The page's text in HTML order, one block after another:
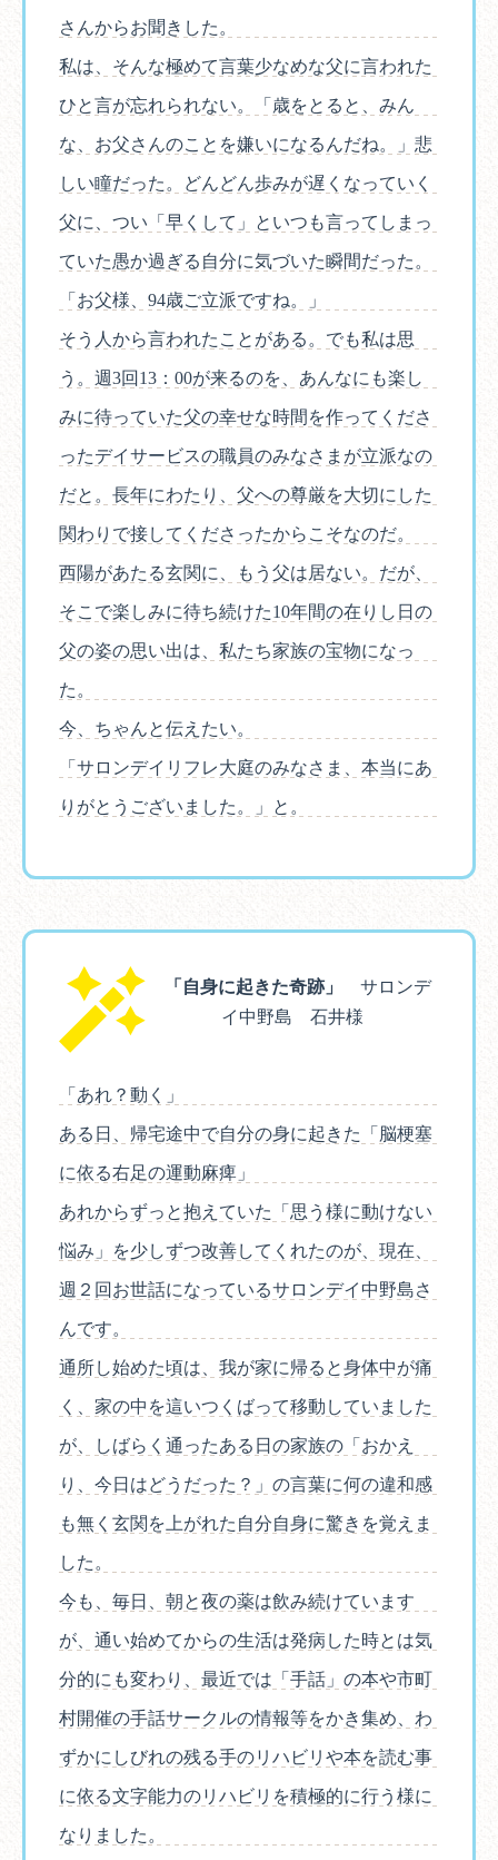
さんからお聞きした。
私は、そんな極めて言葉少なめな父に言われた
ひと言が忘れられない。「歳をとると、みん
な、お父さんのことを嫌いになるんだね。」悲
しい瞳だった。どんどん歩みが遅くなっていく
父に、つい「早くして」といつも言ってしまっ
ていた愚か過ぎる自分に気づいた瞬間だった。
「お父様、94歳ご立派ですね。」
そう人から言われたことがある。でも私は思
う。週3回13：00が来るのを、あんなにも楽し
みに待っていた父の幸せな時間を作ってくださ
ったデイサービスの職員のみなさまが立派なの
だと。長年にわたり、父への尊厳を大切にした
関わりで接してくださったからこそなのだ。
西陽があたる玄関に、もう父は居ない。だが、
そこで楽しみに待ち続けた10年間の在りし日の
父の姿の思い出は、私たち家族の宝物になっ
た。
今、ちゃんと伝えたい。
「サロンデイリフレ大庭のみなさま、本当にあ
りがとうございました。」と。
「自身に起きた奇跡」
サロンデ
イ中野島 石井様
「あれ？動く」
ある日、帰宅途中で自分の身に起きた「脳梗塞
に依る右足の運動麻痺」
あれからずっと抱えていた「思う様に動けない
悩み」を少しずつ改善してくれたのが、現在、
週２回お世話になっているサロンデイ中野島さ
んです。
通所し始めた頃は、我が家に帰ると身体中が痛
く、家の中を這いつくばって移動していました
が、しばらく通ったある日の家族の「おかえ
り、今日はどうだった？」の言葉に何の違和感
も無く玄関を上がれた自分自身に驚きを覚えま
した。
今も、毎日、朝と夜の薬は飲み続けています
が、通い始めてからの生活は発病した時とは気
分的にも変わり、最近では「手話」の本や市町
村開催の手話サークルの情報等をかき集め、わ
ずかにしびれの残る手のリハビリや本を読む事
に依る文字能力のリハビリを積極的に行う様に
なりました。